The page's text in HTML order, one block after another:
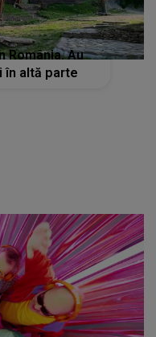
România. Au
în altă parte